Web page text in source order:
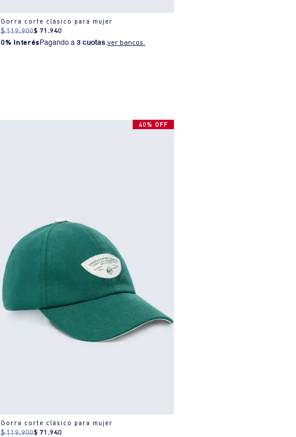
Gorra corte clásico para mujer
$ 119.900$ 71 .940
0% Interés Pagando a3 cuotas.ver bancos.
40% OFF
Gorra corte clásico para mujer
$ 119.900$ 71 .940